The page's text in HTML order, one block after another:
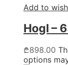
Add to
Hogl –
₾898.00
options